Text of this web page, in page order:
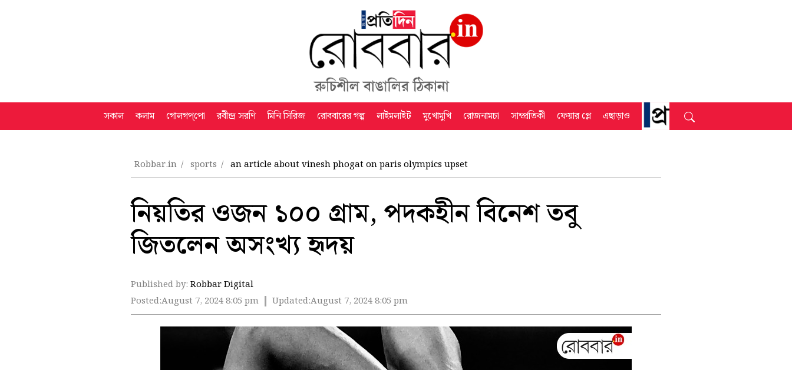
সকাল কলাম গোলগপ্‌পো রবীন্দ্র সরণি মিনি সিরিজ রোববারের গল্প লাইমলাইট মুখোমুখি রোজনামচা সাম্প্রতিকী ফেয়ার প্লে এছাড়াও
Robbar.in sports an article about vinesh phogat on paris olympics upset
নিয়তির ওজন ১০০ গ্রাম, পদকহীন বিনেশ তবু
জিতলেন অসংখ্য হৃদয়
Published by: Robbar Digital
Posted:August 7, 2024 8:05 pm Updated:August 7, 2024 8:05 pm